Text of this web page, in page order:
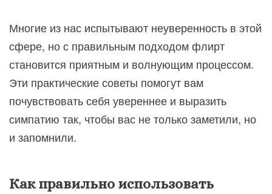
Многие из нас испытывают неуверенность в этой
сфере, но с правильным подходом флирт
становится приятным и волнующим процессом.
Эти практические советы помогут вам
почувствовать себя увереннее и выразить
симпатию так, чтобы вас не только заметили, но
и запомнили.
Как правильно использовать